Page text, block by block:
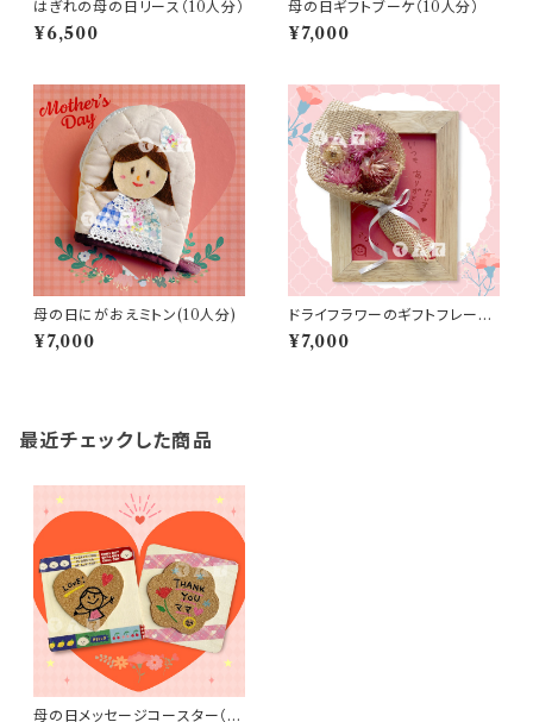
はぎれの母の日リース（10人分）
¥6,500
母の日ギフトブーケ（10人分）
¥7,000
母の日にがおえミトン(10人分)
¥7,000
ドライフラワーのギフトフレーム
（10人分）
¥7,000
最近チェックした商品
母の日メッセージコースター（10